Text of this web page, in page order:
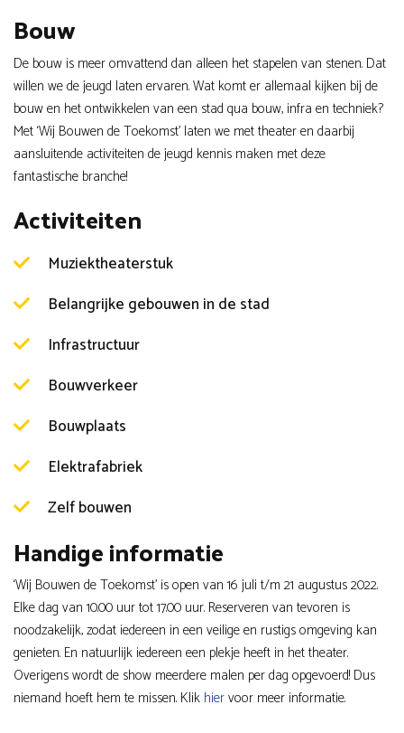
Bouw
De bouw is meer omvattend dan alleen het stapelen van stenen. Dat
willen we de jeugd laten ervaren. Wat komt er allemaal kijken bij de
bouw en het ontwikkelen van een stad qua bouw, infra en techniek?
Met ‘Wij Bouwen de Toekomst’ laten we met theater en daarbij
aansluitende activiteiten de jeugd kennis maken met deze
fantastische branche!
Activiteiten
Muziektheaterstuk
Belangrijke gebouwen in de stad
Infrastructuur
Bouwverkeer
Bouwplaats
Elektrafabriek
Zelf bouwen
Handige informatie
‘Wij Bouwen de Toekomst’ is open van 16 juli t/m 21 augustus 2022.
Elke dag van 10.00 uur tot 17.00 uur. Reserveren van tevoren is
noodzakelijk, zodat iedereen in een veilige en rustigs omgeving kan
genieten. En natuurlijk iedereen een plekje heeft in het theater.
Overigens wordt de show meerdere malen per dag opgevoerd! Dus
niemand hoeft hem te missen. Klik hiervoor meer informatie.